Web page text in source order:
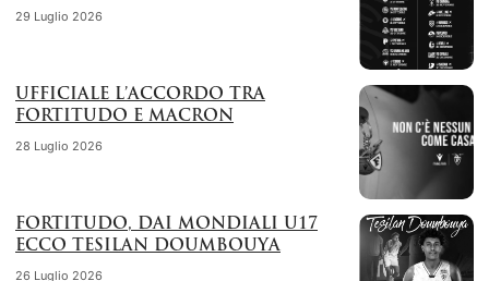
29 Luglio 2026
UFFICIALE L’ACCORDO TRA
FORTITUDO E MACRON
28 Luglio 2026
FORTITUDO, DAI MONDIALI U17
ECCO TESILAN DOUMBOUYA
26 Luglio 2026